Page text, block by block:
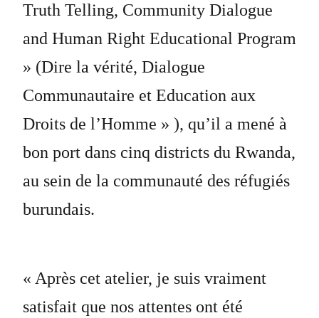
Truth Telling, Community Dialogue
and Human Right Educational Program
» (Dire la vérité, Dialogue
Communautaire et Education aux
Droits de l’Homme » ), qu’il a mené à
bon port dans cinq districts du Rwanda,
au sein de la communauté des réfugiés
burundais.
« Après cet atelier, je suis vraiment
satisfait que nos attentes ont été